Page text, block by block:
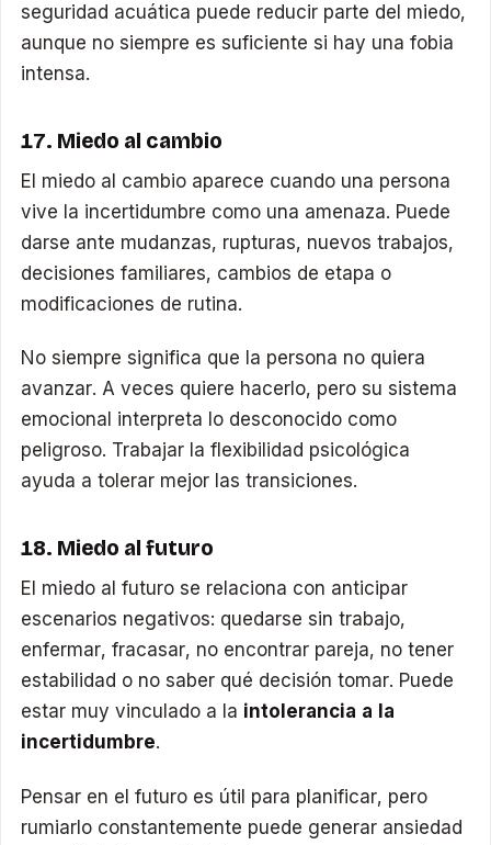
seguridad acuática puede reducir parte del miedo,
aunque no siempre es suficiente si hay una fobia
intensa.
17. Miedo al cambio
El miedo al cambio aparece cuando una persona
vive la incertidumbre como una amenaza. Puede
darse ante mudanzas, rupturas, nuevos trabajos,
decisiones familiares, cambios de etapa o
modificaciones de rutina.
No siempre significa que la persona no quiera
avanzar. A veces quiere hacerlo, pero su sistema
emocional interpreta lo desconocido como
peligroso. Trabajar la flexibilidad psicológica
ayuda a tolerar mejor las transiciones.
18. Miedo al futuro
El miedo al futuro se relaciona con anticipar
escenarios negativos: quedarse sin trabajo,
enfermar, fracasar, no encontrar pareja, no tener
estabilidad o no saber qué decisión tomar. Puede
estar muy vinculado a la intolerancia a la
incertidumbre.
Pensar en el futuro es útil para planificar, pero
rumiarlo constantemente puede generar ansiedad